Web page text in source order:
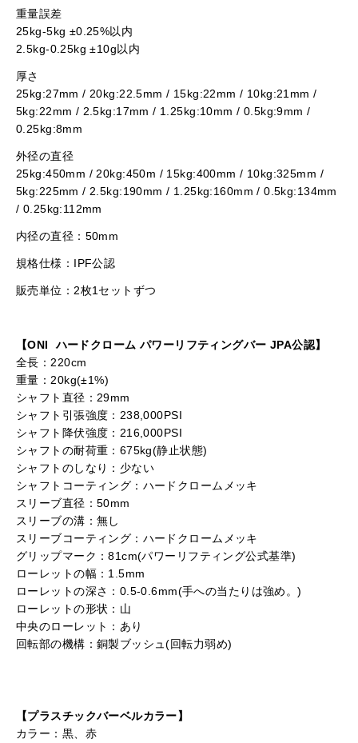
重量誤差
25kg-5kg ±0.25%以内
2.5kg-0.25kg ±10g以内
厚さ
25kg:27mm / 20kg:22.5mm / 15kg:22mm / 10kg:21mm /
5kg:22mm / 2.5kg:17mm / 1.25kg:10mm / 0.5kg:9mm /
0.25kg:8mm
外径の直径
25kg:450mm / 20kg:450m / 15kg:400mm / 10kg:325mm /
5kg:225mm / 2.5kg:190mm / 1.25kg:160mm / 0.5kg:134mm
/ 0.25kg:112mm
内径の直径：50mm
規格仕様：IPF公認
販売単位：2枚1セットずつ
【ONI ハードクローム パワーリフティングバー JPA公認】
全長：220cm
重量：20kg(±1%)
シャフト直径：29mm
シャフト引張強度：238,000PSI
シャフト降伏強度：216,000PSI
シャフトの耐荷重：675kg(静止状態)
シャフトのしなり：少ない
シャフトコーティング：ハードクロームメッキ
スリーブ直径：50mm
スリーブの溝：無し
スリーブコーティング：ハードクロームメッキ
グリップマーク：81cm(パワーリフティング公式基準)
ローレットの幅：1.5mm
ローレットの深さ：0.5-0.6mm(手への当たりは強め。)
ローレットの形状：山
中央のローレット：あり
回転部の機構：銅製ブッシュ(回転力弱め)
【プラスチックバーベルカラー】
カラー：黒、赤